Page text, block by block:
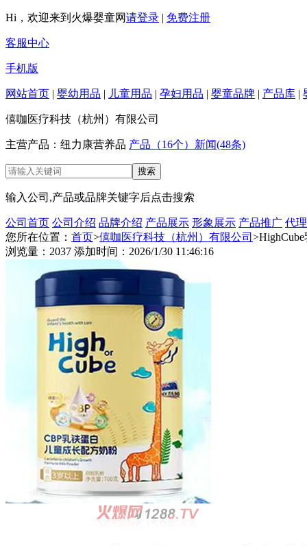
Hi，欢迎来到火爆婴童网请登录 | 免费注册
客服中心
手机版
网站首页 | 婴幼用品 | 儿童用品 | 孕妇用品 | 婴童品牌 | 产品库 |
僖咖医疗科技（杭州）有限公司
主营产品：纽力康营养品 产品（16个） 新闻(48条)
输入公司,产品或品牌关键字后点击搜索
公司首页 公司介绍 品牌介绍 产品展示 形象展示 产品推广 代
您所在位置： 首页>僖咖医疗科技（杭州）有限公司
浏览量：2037 添加时间：2026/1/30 11:46:16